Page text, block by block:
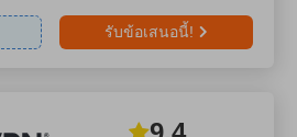
รับข้อเสนอนี้!